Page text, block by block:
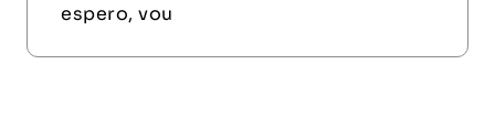
espero, vou